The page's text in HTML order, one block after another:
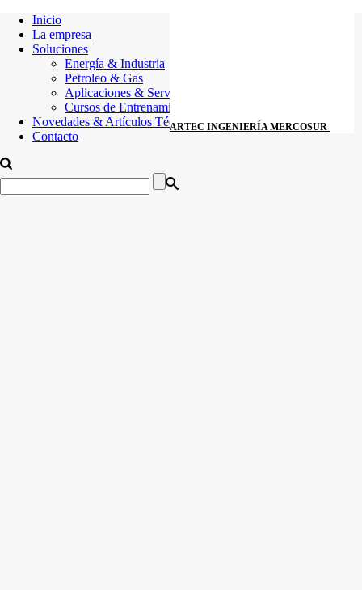
ARTEC INGENIERÍA MERCOSUR
Inicio
La empresa
Soluciones
Energía & Industria
Petroleo & Gas
Aplicaciones & Servicios
Cursos de Entrenamiento
Novedades & Artículos Técnicos
Contacto